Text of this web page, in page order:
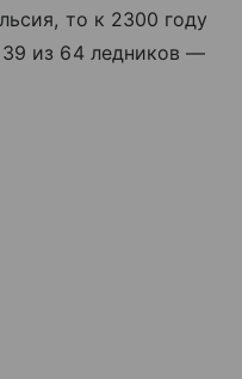
то к 2300 году
из 64 ледников —